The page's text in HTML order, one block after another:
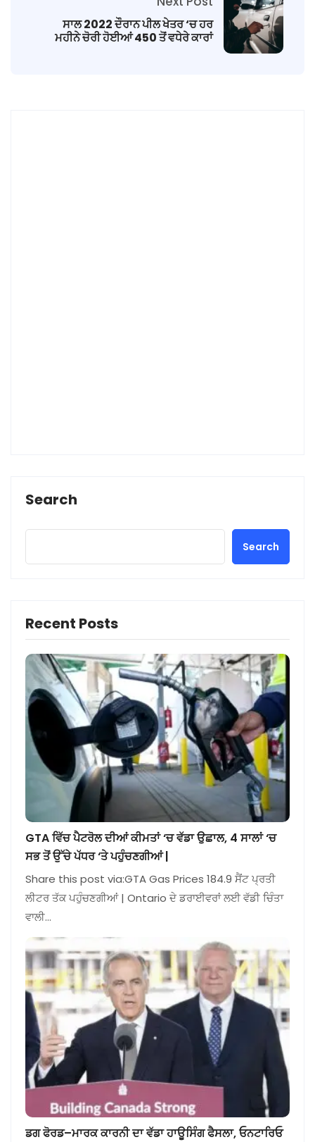
ਸਾਲ 2022 ਦੌਰਾਨ ਪੀਲ ਖੇਤਰ ‘ਚ ਹਰ
ਮਹੀਨੇ ਚੋਰੀ ਹੋਈਆਂ 450 ਤੋਂ ਵਧੇਰੇ ਕਾਰਾਂ
Search
Search
Recent Posts
GTA ਵਿੱਚ ਪੈਟਰੋਲ ਦੀਆਂ ਕੀਮਤਾਂ ‘ਚ ਵੱਡਾ ਉਛਾਲ, 4 ਸਾਲਾਂ ‘ਚ
ਸਭ ਤੋਂ ਉੱਚੇ ਪੱਧਰ ‘ਤੇ ਪਹੁੰਚਣਗੀਆਂ |
Share this post via:GTA Gas Prices 184.9 ਸੈਂਟ ਪ੍ਰਤੀ
ਲੀਟਰ ਤੱਕ ਪਹੁੰਚਣਗੀਆਂ | Ontario ਦੇ ਡਰਾਈਵਰਾਂ ਲਈ ਵੱਡੀ ਚਿੰਤਾ
ਵਾਲੀ…
ਡਗ ਫੋਰਡ–ਮਾਰਕ ਕਾਰਨੀ ਦਾ ਵੱਡਾ ਹਾਊਸਿੰਗ ਫੈਸਲਾ, ਓਨਟਾਰਿਓ